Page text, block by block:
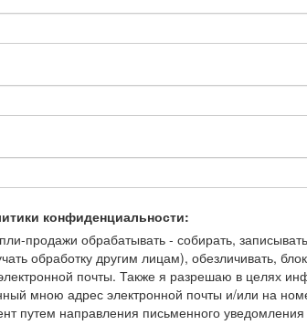
конфиденциальности:
обрабатывать - собирать,
обработку другим лицам), обезличивать,
почты. Также я разрешаю в целях
мною адрес электронной почты и/или на
путем направления письменного